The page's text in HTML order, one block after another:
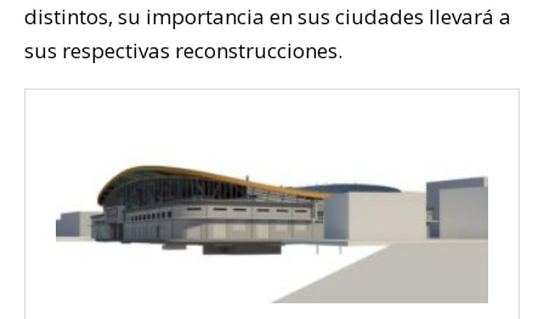
distintos, su importancia en sus ciudades llevará a
sus respectivas reconstrucciones.